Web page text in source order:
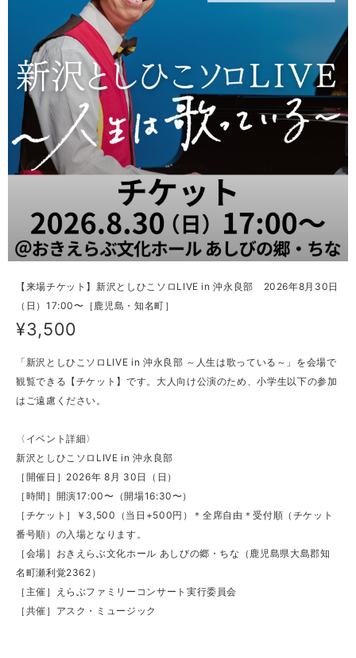
【来場チケット】新沢としひこソロLIVE in 沖永良部 2026年8月30日
（日）17:00〜［鹿児島・知名町］
¥3,500
「新沢としひこソロLIVE in 沖永良部 ～人生は歌っている～」を会場で
観覧できる【チケット】です。大人向け公演のため、小学生以下の参加
はご遠慮ください。
〈イベント詳細〉
新沢としひこソロLIVE in 沖永良部
［開催日］2026年 8月 30日（日）
［時間］開演17:00〜（開場16:30〜）
［チケット］￥3,500（当日+500円）＊全席自由＊受付順（チケット
番号順）の入場となります。
［会場］おきえらぶ文化ホール あしびの郷・ちな（鹿児島県大島郡知
名町瀬利覚2362）
［主催］えらぶファミリーコンサート実行委員会
［共催］アスク・ミュージック